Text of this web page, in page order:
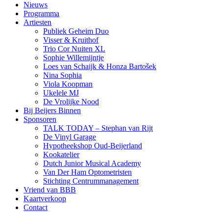
Nieuws
Programma
Artiesten
Publiek Geheim Duo
Visser & Kruithof
Trio Cor Nuiten XL
Sophie Willemijntje
Loes van Schaijk & Honza Bartošek
Nina Sophia
Viola Koopman
Ukelele MJ
De Vrolijke Nood
Bij Beijers Binnen
Sponsoren
TALK TODAY – Stephan van Rijt
De Vinyl Garage
Hypotheekshop Oud-Beijerland
Kookatelier
Dutch Junior Musical Academy
Van Der Ham Optometristen
Stichting Centrummanagement
Vriend van BBB
Kaartverkoop
Contact